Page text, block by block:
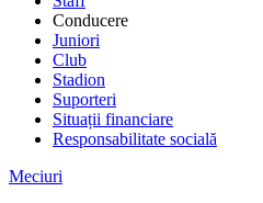
Conducere
Juniori
Club
Stadion
Suporteri
Situații financiare
Responsabilitate socială
Meciuri